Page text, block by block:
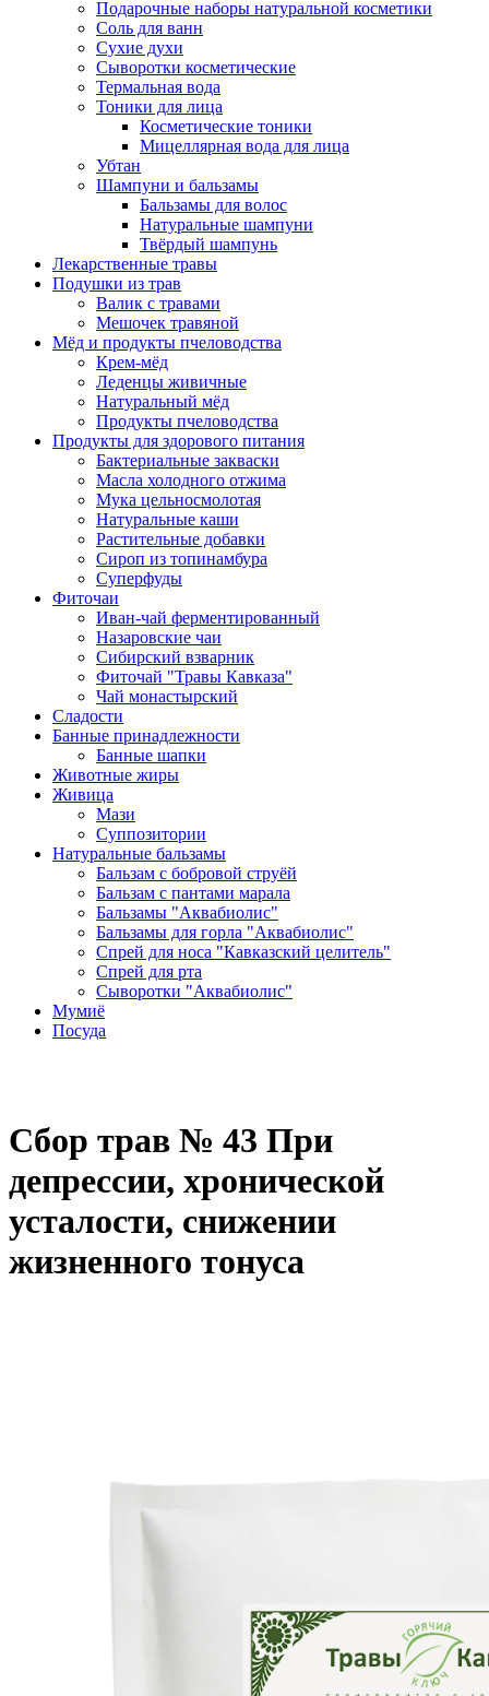
Подарочные наборы натуральной косметики
Соль для ванн
Сухие духи
Сыворотки косметические
Термальная вода
Тоники для лица
Косметические тоники
Мицеллярная вода для лица
Убтан
Шампуни и бальзамы
Бальзамы для волос
Натуральные шампуни
Твёрдый шампунь
Лекарственные травы
Подушки из трав
Валик с травами
Мешочек травяной
Мёд и продукты пчеловодства
Крем-мёд
Леденцы живичные
Натуральный мёд
Продукты пчеловодства
Продукты для здорового питания
Бактериальные закваски
Масла холодного отжима
Мука цельносмолотая
Натуральные каши
Растительные добавки
Сироп из топинамбура
Суперфуды
Фиточаи
Иван-чай ферментированный
Назаровские чаи
Сибирский взварник
Фиточай "Травы Кавказа"
Чай монастырский
Сладости
Банные принадлежности
Банные шапки
Животные жиры
Живица
Мази
Суппозитории
Натуральные бальзамы
Бальзам с бобровой струёй
Бальзам с пантами марала
Бальзамы "Аквабиолис"
Бальзамы для горла "Аквабиолис"
Спрей для носа "Кавказский целитель"
Спрей для рта
Сыворотки "Аквабиолис"
Мумиё
Посуда
Сбор трав № 43 При
депрессии, хронической
усталости, снижении
жизненного тонуса